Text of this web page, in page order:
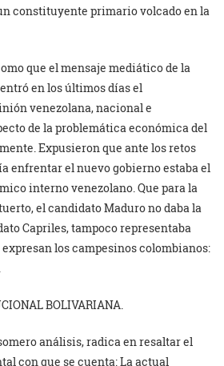
constituyente primario volcado en la
que el mensaje mediático de la
en los últimos días el
venezolana, nacional e
de la problemática económica del
Expusieron que ante los retos
enfrentar el nuevo gobierno estaba el
interno venezolano. Que para la
el candidato Maduro no daba la
Capriles, tampoco representaba
los campesinos colombianos:
BOLIVARIANA.
análisis, radica en resaltar el
con que se cuenta: La actual